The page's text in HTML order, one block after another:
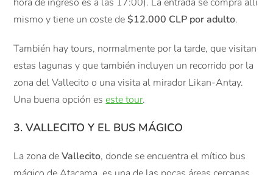
mismo y tiene un coste de$12.000 CLP por adulto.
También hay tours, normalmente por la tarde, que visitan
estas lagunas y que también incluyen un recorrido por la
zona del Vallecito o una visita al mirador Likan-Antay.
Una buena opción eseste tour.
3. VALLECITO Y EL BUS MÁGICO
La zona deVallecito, donde se encuentra el mítico bus